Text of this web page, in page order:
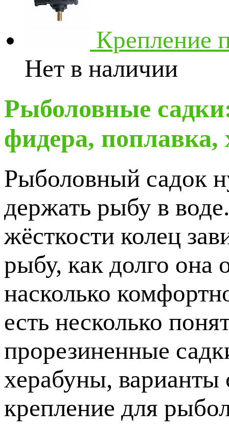
Крепление
Нет в наличии
Рыболовные
фидера, поплавка,
Рыболовный садок
держать рыбу в
жёсткости колец
рыбу, как долго она
насколько
есть несколько
прорезиненные
херабуны, варианты
крепление для